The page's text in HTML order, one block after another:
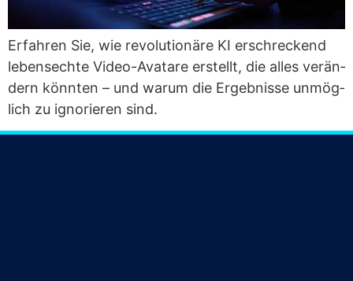
Erfah­ren Sie, wie revo­lu­tio­nä­re KI erschre­ckend
lebens­ech­te Video-Ava­tare erstellt, die alles ver­än­
dern könn­ten – und war­um die Ergeb­nis­se unmög­
lich zu igno­rie­ren sind.